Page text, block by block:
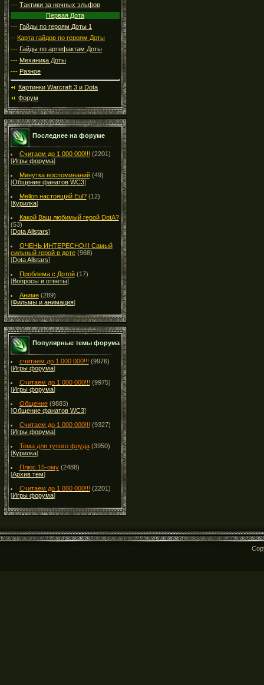
--- Тактики за ночных эльфов
Первая Дота
--- Гайды по героям Доты 1
-- Карта гайдов по героям Доты
--- Гайды по артефактам Доты
--- Механика Доты
--- Разное
Картинки Warcraft 3 и Dota
Форум
Последнее на форуме
Считаем до 1 000 000!!! (2201)
[Игры форума]
Минутка воспоминаний (49)
[Общение фанатов WC3]
Mellon настоящий Eul? (12)
[Курилка]
Какой Ваш любимый герой DotA?
(53)
[Dota Allstars]
ОЧЕНЬ ИНТЕРЕСНО!!! Самый
сильный герой в доте (968)
[Dota Allstars]
Проблема с Дотой (17)
[Вопросы и ответы]
Аниме (289)
[Фильмы и анимация]
Популярные темы форума
считаем до 1 000 000!!! (9976)
[Игры форума]
Считаем до 1 000 000!!! (9975)
[Игры форума]
Общение (9883)
[Общение фанатов WC3]
Считаем до 1 000 000!!! (9327)
[Игры форума]
Тема для тупого флуда (3950)
[Курилка]
Плюс 15-ому (2488)
[Архив тем]
Считаем до 1 000 000!!! (2201)
[Игры форума]